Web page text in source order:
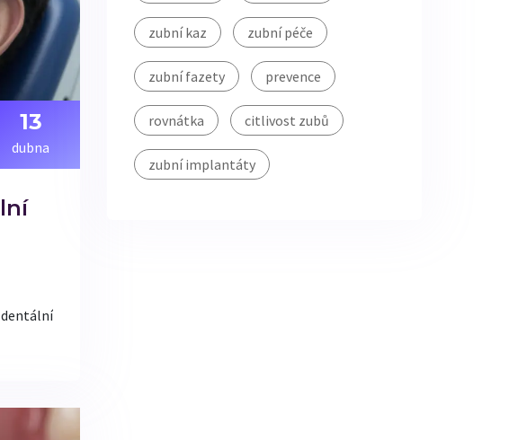
13
dubna
dentální
zubní kaz zubní péče
zubní fazety prevence
rovnátka citlivost zubů
zubní implantáty